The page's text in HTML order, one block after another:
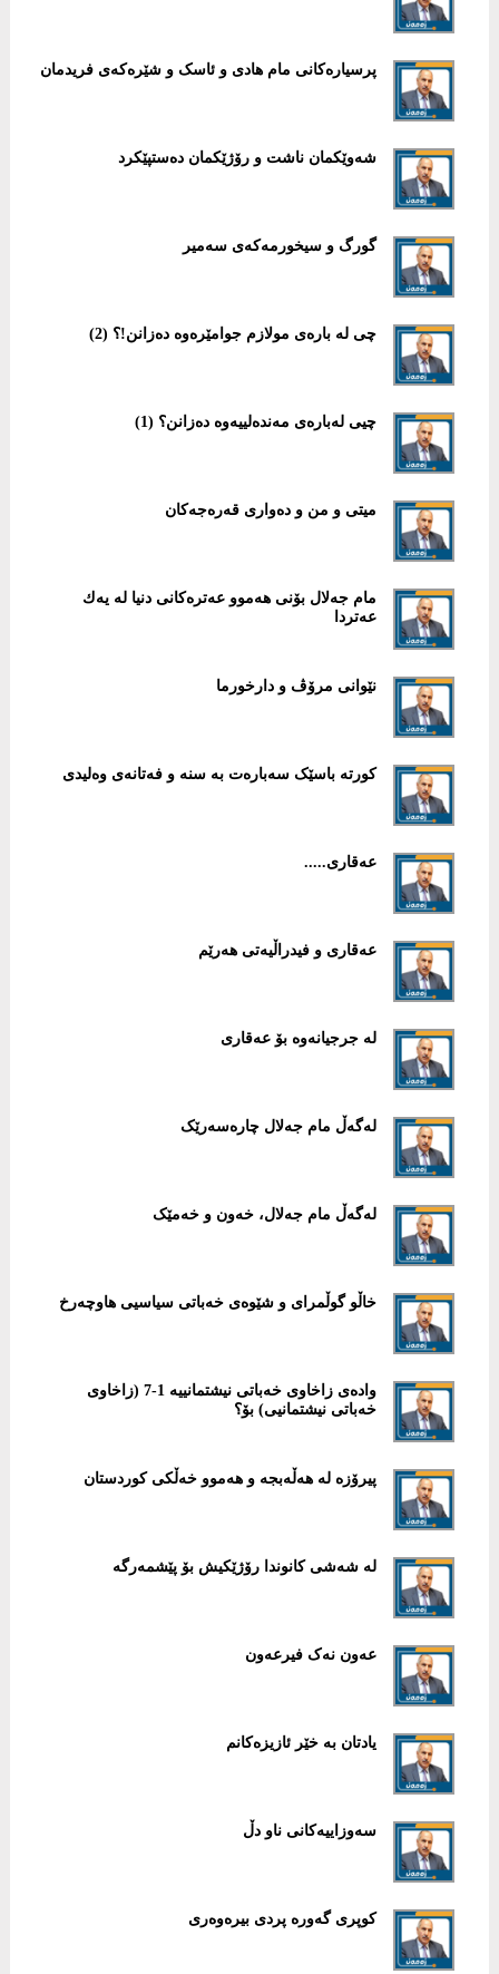
پرسیارەکانی مام هادی و ئاسک و شێرەکەی فريدمان
شەوێکمان ناشت و رۆژێکمان دەستپێکرد
گورگ و سیخورمەکەی سەمیر
چی لە بارەی مولازم جوامێرەوە دەزانن!؟ (2)
چیی لەبارەی مەندەلییەوە دەزانن؟ (1)
میتی و من و دەواری قەرەجەکان
مام جەلال بۆنی هەموو عەترەكانی دنیا لە یەك
عەتردا
نێوانی مرۆڤ و دارخورما
کورتە باسێک سەبارەت بە سنە و فەتانەی وەلیدی
عەقاری.....
عەقاری و فیدراڵیەتی هەرێم
لە جرجیانەوە بۆ عەقاری
لەگەڵ مام جەلال چارەسەرێک
لەگەڵ مام جەلال، خەون و خەمێک
خاڵو گوڵمرای و شێوەی خەباتی سیاسیی هاوچەرخ
وادەی زاخاوی خەباتی نیشتمانییە 1-7 (زاخاوی
خەباتی نیشتمانیی) بۆ؟
پیرۆزە لە هەڵەبجە و هەموو خەڵکی کوردستان
لە شەشی کانوندا رۆژێکیش بۆ پێشمەرگە
عەون نەک فیرعەون
یادتان بە خێر ئازیزەکانم
سەوزاییەکانی ناو دڵ
کوپری گەورە پردی بیرەوەری